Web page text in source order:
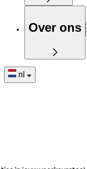
Over ons
nl